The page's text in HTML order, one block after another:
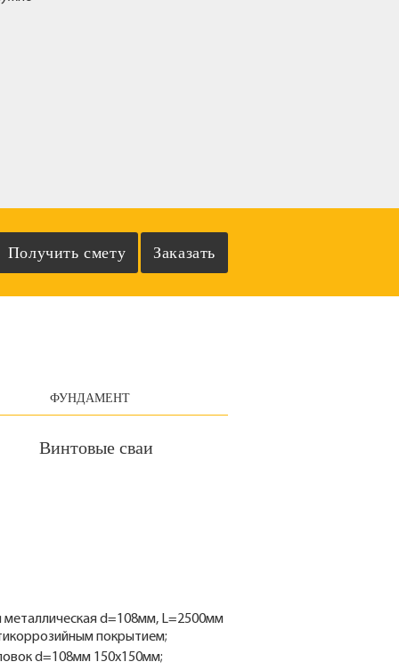
ФУНДАМЕНТ
Винтовые сваи
металлическая d=108мм, L=2500мм
покрытием;
d=108мм 150x150мм;